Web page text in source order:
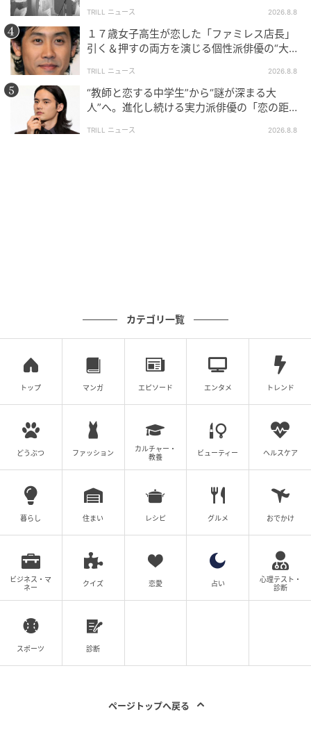
月スタートのテレビ朝日系『夏色の雲が恋と嵐をまき
おこす』で、連続ドラマの単独初主演を務める。共演
にはグループの仲間・浮所飛貴もいる。
大所帯のなかで見つけ出され、格上の舞台で鍛えら
れ、ここまで来た。派手に主張しなくても、必ず次の
場所が彼を指名してきた。その積み重ねの先にあるの
が、連続ドラマの単独初主演という大きな椅子だ。誰
って部屋を開けたら
TRILL ニュース 2026.8.8
１７歳女子高生が恋した「ファミレス店長」
引く＆押すの両方を演じる個性派俳優の“大人
TRILL ニュース 2026.8.8
“教師と恋する中学生”から“謎が深まる大
人”へ。進化し続ける実力派俳優の「恋の距
TRILL ニュース 2026.8.8
カテゴリ一覧
トップ マンガ エピソード エンタメ トレンド
どうぶつ ファッション
カルチャー・
教養
ビューティー ヘルスケア
暮らし 住まい レシピ グルメ おでかけ
ビジネス・マ
ネー
クイズ 恋愛 占い
心理テスト・
診断
スポーツ 診断
ページトップへ戻る